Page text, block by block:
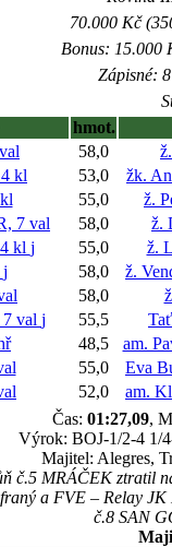
70.000 Kč
Bonus: 15.000
Zápisné:
hmot.
58,0
kl 53,0
žk.
55,0
ž.
7 val 58,0
ž.
kl j 55,0
ž.
j 58,0
ž.
58,0
val j 55,5
48,5
am.
55,0
Eva
52,0
am.
Čas: 01:27,09,
Výrok: BOJ-1/2-4 1/
Majitel: Alegres,
č.5 MRÁČEK ztratil
a FVE – Relay
č.8 SAN